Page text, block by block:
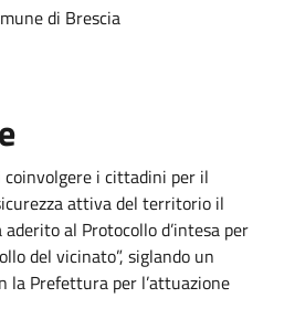
di Brescia
i cittadini per il
attiva del territorio il
al Protocollo d’intesa per
del vicinato”, siglando un
la Prefettura per l’attuazione